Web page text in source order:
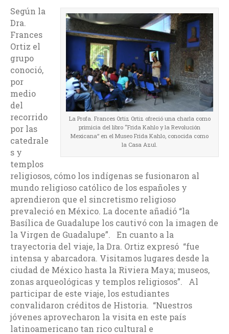
La Profa. Frances Ortiz Ortiz ofreció una charla como
primicia del libro “Frida Kahlo y la Revolución
Mexicana” en el Museo Frida Kahlo, conocida como
la Casa Azul.
Según la
Dra.
Frances
Ortiz el
grupo
conoció,
por
medio
del
recorrido
por las
catedrale
s y
templos
religiosos, cómo los indígenas se fusionaron al
mundo religioso católico de los españoles y
aprendieron que el sincretismo religioso
prevaleció en México. La docente añadió “la
Basílica de Guadalupe los cautivó con la imagen de
la Virgen de Guadalupe”. En cuanto a la
trayectoria del viaje, la Dra. Ortiz expresó “fue
intensa y abarcadora. Visitamos lugares desde la
ciudad de México hasta la Riviera Maya; museos,
zonas arqueológicas y templos religiosos”. Al
participar de este viaje, los estudiantes
convalidaron créditos de Historia. “Nuestros
jóvenes aprovecharon la visita en este país
latinoamericano tan rico cultural e